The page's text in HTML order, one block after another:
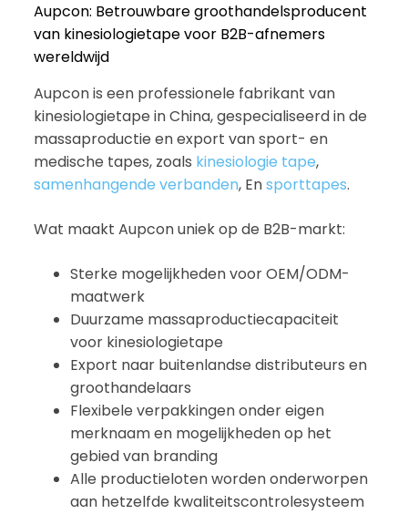
Aupcon: Betrouwbare groothandelsproducent
van kinesiologietape voor B2B-afnemers
wereldwijd
Aupcon is een professionele fabrikant van
kinesiologietape in China, gespecialiseerd in de
massaproductie en export van sport- en
medische tapes, zoals kinesiologie tape,
samenhangende verbanden, Ensporttapes.
Wat maakt Aupcon uniek op de B2B-markt:
Sterke mogelijkheden voor OEM/ODM-
maatwerk
Duurzame massaproductiecapaciteit
voor kinesiologietape
Export naar buitenlandse distributeurs en
groothandelaars
Flexibele verpakkingen onder eigen
merknaam en mogelijkheden op het
gebied van branding
Alle productieloten worden onderworpen
aan hetzelfde kwaliteitscontrolesysteem